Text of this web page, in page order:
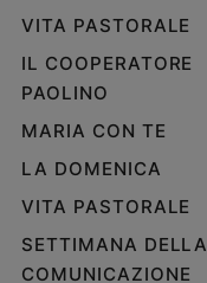
VITA PASTORALE
IL COOPERATORE
PAOLINO
MARIA CON TE
LA DOMENICA
VITA PASTORALE
SETTIMANA DELLA
COMUNICAZIONE